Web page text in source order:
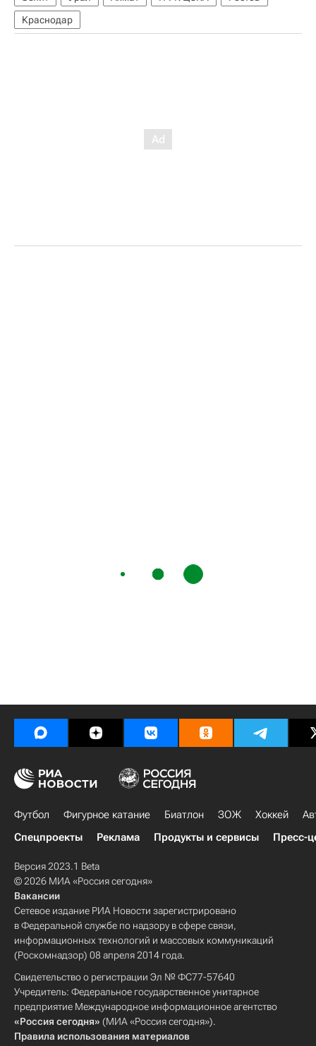
Краснодар
Футбол Фигурное катание Биатлон ЗОЖ Хоккей
Спецпроекты
Реклама Продукты и сервисы Пресс-
Версия 2023.1 Beta
© 2026 МИА «Россия сегодня»
Вакансии
Сетевое издание РИА Новости зарегистрировано
в Федеральной службе по надзору в сфере связи,
информационных технологий и массовых коммуникаций
(Роскомнадзор) 08 апреля 2014 года.
Свидетельство о регистрации Эл № ФС77-57640
Учредитель: Федеральное государственное унитарное
предприятие Международное информационное агентство
«Россия сегодня» (МИА «Россия сегодня»).
Правила использования материалов